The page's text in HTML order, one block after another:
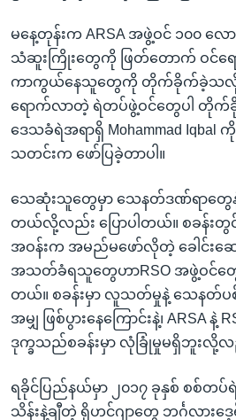
မနေ့တုန်းက ARSA အဖွဲ့ဝင် ၁၀၀ လေ
သံဆူးကြိုးတွေကို ဖြတ်တောက် ဝင်ရေ
ကာကွယ်နေသူတွေကို တိုက်ခိုက်ခဲ့သလို၊
ရောက်လာတဲ့ ရဲတပ်ဖွဲ့ဝင်တွေပါ
ဒေသခံရဲအရာရှိ Mohammad Iqbal ကို
သတင်းက ဖော်ပြခဲ့တာပါ။
သေဆုံးသူတွေမှာ သေနတ်ဒဏ်ရာတွေနဲ့
တယ်လို့လည်း ပြောပါတယ်။ စခန်းတွင်
အဝန်းက အမည်မဖော်လိုတဲ့ ခေါင်းဆ
အသတ်ခံရသူတွေဟာRSO အဖွဲ့ဝင်တွေ
တယ်။ စခန်းမှာ လူသတ်မှုနဲ့ သေနတ်
အမျှ ဖြစ်ပွားနေကြောင်းနဲ့၊ ARSA နဲ့
ဒုက္ခသည်စခန်းမှာ လုံခြုံမှုမရှိဘူးလို့လ
ရခိုင်ပြည်နယ်မှာ ၂၀၁၇ ခုနှစ် စစ်တပ်
သိန်းနဲ့ချီတဲ့ ရိုဟင်ဂျာတွေ ဘင်္ဂလားဒ